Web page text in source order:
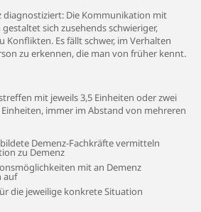
diagnostiziert: Die Kommunikation mit
sich zusehends schwieriger,
Konflikten. Es fällt schwer, im Verhalten
zu erkennen, die man von früher kennt.
mit jeweils 3,5 Einheiten oder zwei
immer im Abstand von mehreren
Demenz-Fachkräfte vermitteln
zu Demenz
mit an Demenz
auf
die jeweilige konkrete Situation